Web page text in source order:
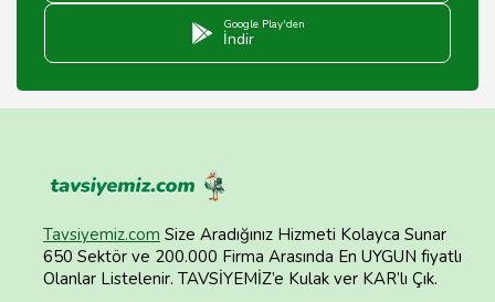
Google Play'den
İndir
Tavsiyemiz.com Size Aradığınız Hizmeti Kolayca Sunar
650 Sektör ve 200.000 Firma Arasında En UYGUN fiyatlı
Olanlar Listelenir. TAVSİYEMİZ’e Kulak ver KAR’lı Çık.